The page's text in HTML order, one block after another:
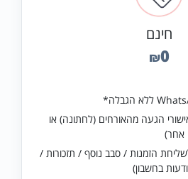
חינם
₪0
לקבל עד 100 אישורי הגעה מהאורחים (לחתונה) או
הזמנות / סבב נוסף / תזכורות /
בחשבון)